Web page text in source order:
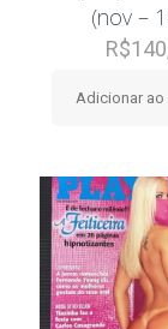
(nov –
R$
Adicionar ao